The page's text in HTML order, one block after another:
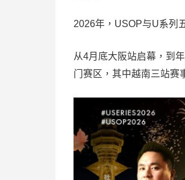
2026年，USOP与U系列
从4月底大阪站启幕，到
门赛区，其中越南三站赛